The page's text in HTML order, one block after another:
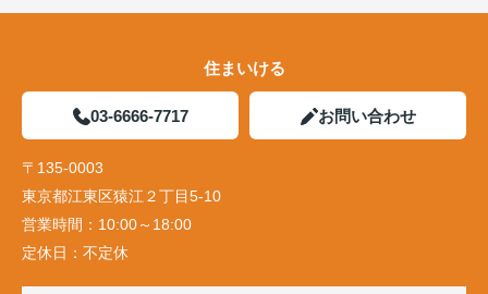
住まいける
03-6666-7717 お問い合わせ
〒135-0003
東京都江東区猿江２丁目5-10
営業時間： 10:00～18:00
定休日： 不定休